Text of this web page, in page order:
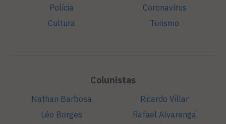
Polícia
Cultura
Coronavírus
Turismo
Colunistas
Nathan Barbosa
Léo Borges
Ricardo Villar
Rafael Alvarenga